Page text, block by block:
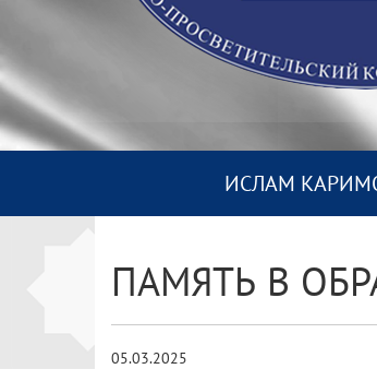
ИСЛАМ
ПАМЯТЬ В
05.03.2025